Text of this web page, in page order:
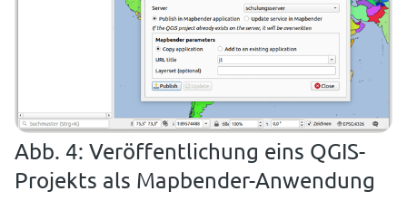
Abb. 4: Veröffentlichung eins QGIS-
Projekts als Mapbender-Anwendung